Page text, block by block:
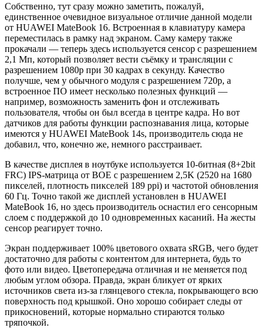
Собственно, тут сразу можно заметить, пожалуй,
единственное очевидное визуальное отличие данной модели
от HUAWEI MateBook 16. Встроенная в клавиатуру камера
переместилась в рамку над экраном. Саму камеру также
прокачали — теперь здесь используется сенсор с разрешением
2,1 Мп, который позволяет вести съёмку и трансляции с
разрешением 1080p при 30 кадрах в секунду. Качество
получше, чем у обычного модуля с разрешением 720p, а
встроенное ПО имеет несколько полезных функций —
например, возможность заменить фон и отслеживать
пользователя, чтобы он был всегда в центре кадра. Но вот
датчиков для работы функции распознавания лица, которые
имеются у HUAWEI MateBook 14s, производитель сюда не
добавил, что, конечно же, немного расстраивает.
В качестве дисплея в ноутбуке используется 10-битная (8+2bit
FRC) IPS-матрица от BOE с разрешением 2,5K (2520 на 1680
пикселей, плотность пикселей 189 ppi) и частотой обновления
60 Гц. Точно такой же дисплей установлен в HUAWEI
MateBook 16, но здесь производитель оснастил его сенсорным
слоем с поддержкой до 10 одновременных касаний. На жесты
сенсор реагирует точно.
Экран поддерживает 100% цветового охвата sRGB, чего будет
достаточно для работы с контентом для интернета, будь то
фото или видео. Цветопередача отличная и не меняется под
любым углом обзора. Правда, экран бликует от ярких
источников света из-за глянцевого стекла, покрывающего всю
поверхность под крышкой. Оно хорошо собирает следы от
прикосновений, которые нормально стираются только
тряпочкой.